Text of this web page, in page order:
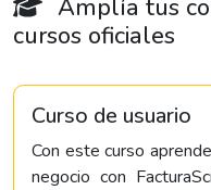
Amplía tus
cursos oficiales
Curso de usuario
Con este curso
negocio con